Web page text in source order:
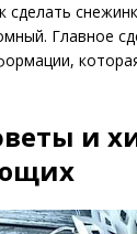
Главное
и